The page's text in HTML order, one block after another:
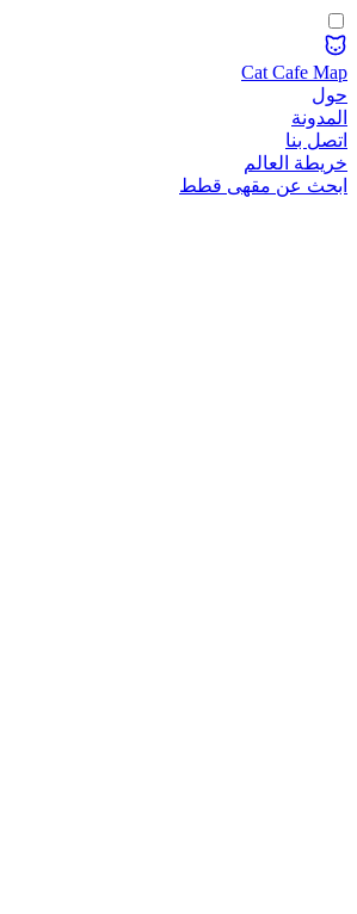
Cat Cafe Map
حول
المدونة
اتصل بنا
خريطة العالم
ابحث عن مقهى قطط